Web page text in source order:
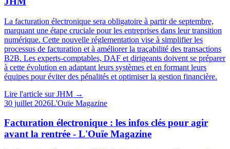
La facturation électronique sera obligatoire à partir de septembre,
marquant une étape cruciale pour les entreprises dans leur transition
numérique. Cette nouvelle réglementation vise à simplifier les
processus de facturation et à améliorer la traçabilité des transactions
B2B. Les experts-comptables, DAF et dirigeants doivent se préparer
à cette évolution en adaptant leurs systèmes et en formant leurs
équipes pour éviter des pénalités et optimiser la gestion financière.
Lire l'article surJHM →
30 juillet 2026L'Ouïe Magazine
Facturation électronique : les infos clés pour agir
avant la rentrée - L'Ouïe Magazine